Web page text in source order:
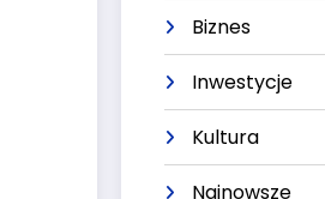
Biznes
Inwestycje
Kultura
Najnowsze